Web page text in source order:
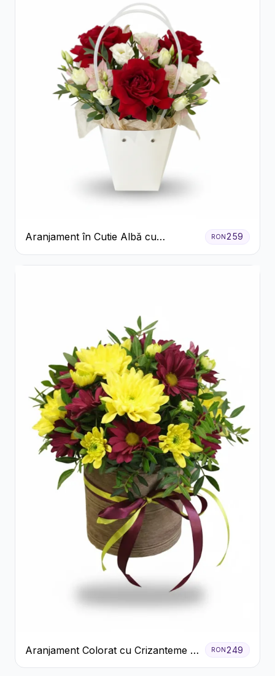
Aranjament în Cutie Albă cu
Trandafiri Roșii și Lisianthus
RON259
Aranjament Colorat cu Crizanteme în
Cutie Rustică
RON 249